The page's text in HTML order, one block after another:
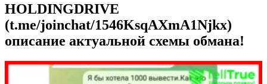
HOLDINGDRIVE
(t.me/joinchat/1546KsqAXmA1Njkx)
описание актуальной схемы обмана!